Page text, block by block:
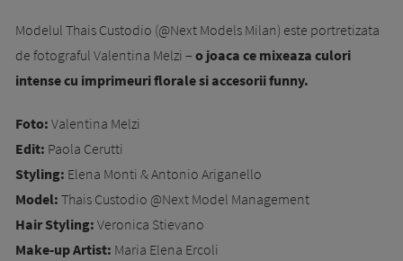
Modelul Thais Custodio (@Next Models Milan) este portretizata
de fotograful Valentina Melzi – o joaca ce mixeaza culori
intense cu imprimeuri florale si accesorii funny.
Foto: Valentina Melzi
Edit: Paola Cerutti
Styling: Elena Monti & Antonio Ariganello
Model: Thais Custodio @Next Model Management
Hair Styling: Veronica Stievano
Make-up Artist: Maria Elena Ercoli